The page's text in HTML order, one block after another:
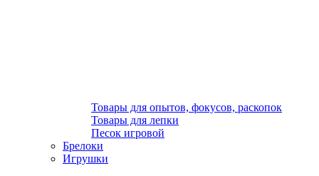
Товары для опытов, фокусов, раскопок
Товары для лепки
Песок игровой
Брелоки
Игрушки